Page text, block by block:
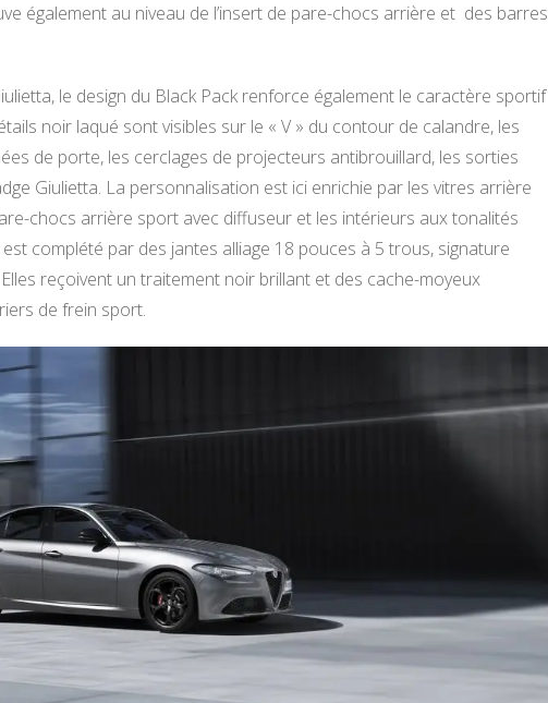
également au niveau de l’insert de pare-chocs arrière et des barres
le design du Black Pack renforce également le caractère sportif
noir laqué sont visibles sur le « V » du contour de calandre, les
de porte, les cerclages de projecteurs antibrouillard, les sorties
Giulietta. La personnalisation est ici enrichie par les vitres arrière
chocs arrière sport avec diffuseur et les intérieurs aux tonalités
complété par des jantes alliage 18 pouces à 5 trous, signature
reçoivent un traitement noir brillant et des cache-moyeux
de frein sport.